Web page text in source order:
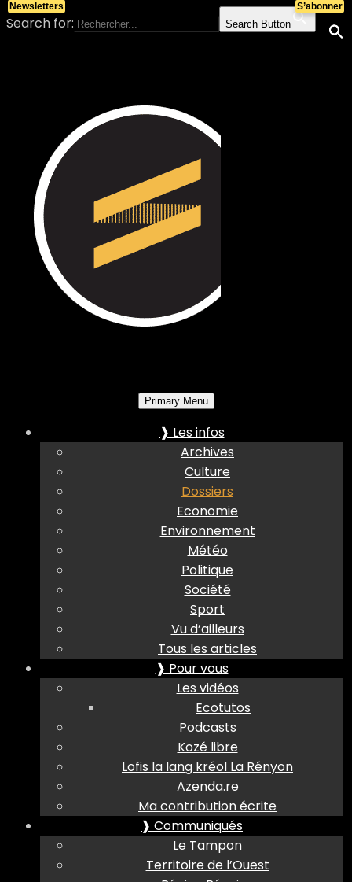
Search for: Search Button
Primary Menu
❱ Les infos
Archives
Culture
Dossiers
Economie
Environnement
Météo
Politique
Société
Sport
Vu d’ailleurs
Tous les articles
❱ Pour vous
Les vidéos
Ecotutos
Podcasts
Kozé libre
Lofis la lang kréol La Rényon
Azenda.re
Ma contribution écrite
❱ Communiqués
Le Tampon
Territoire de l’Ouest
S’abonner
Newsletters